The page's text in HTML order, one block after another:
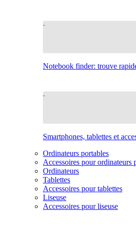
Notebook finder: trouve
Smartphones, tablettes et
Ordinateurs portables
Accessoires pour ordinateurs
Ordinateurs
Tablettes
Accessoires pour tablettes
Liseuse
Accessoires pour liseuse